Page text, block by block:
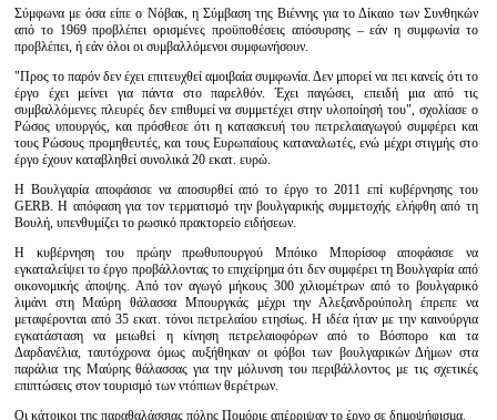
Σύμφωνα με όσα είπε ο Νόβακ, η Σύμβαση της Βιέννης για το Δίκαιο των Συνθηκών
από το 1969 προβλέπει ορισμένες προϋποθέσεις απόσυρσης – εάν η συμφωνία το
προβλέπει, ή εάν όλοι οι συμβαλλόμενοι συμφωνήσουν.
"Προς το παρόν δεν έχει επιτευχθεί αμοιβαία συμφωνία. Δεν μπορεί να πει κανείς ότι το
έργο έχει μείνει για πάντα στο παρελθόν. Έχει παγώσει, επειδή μια από τις
συμβαλλόμενες πλευρές δεν επιθυμεί να συμμετέχει στην υλοποίησή του", σχολίασε ο
Ρώσος υπουργός, και πρόσθεσε ότι η κατασκευή του πετρελαιαγωγού συμφέρει και
τους Ρώσους προμηθευτές, και τους Ευρωπαίους καταναλωτές, ενώ μέχρι στιγμής στο
έργο έχουν καταβληθεί συνολικά 20 εκατ. ευρώ.
Η Βουλγαρία αποφάσισε να αποσυρθεί από το έργο το 2011 επί κυβέρνησης του
GERB. Η απόφαση για τον τερματισμό την βουλγαρικής συμμετοχής ελήφθη από τη
Βουλή, υπενθυμίζει το ρωσικό πρακτορείο ειδήσεων.
Η κυβέρνηση του πρώην πρωθυπουργού Μπόικο Μπορίσοφ αποφάσισε να
εγκαταλείψει το έργο προβάλλοντας το επιχείρημα ότι δεν συμφέρει τη Βουλγαρία από
οικονομικής άποψης. Από τον αγωγό μήκους 300 χιλιομέτρων από το βουλγαρικό
λιμάνι στη Μαύρη θάλασσα Μπουργκάς μέχρι την Αλεξανδρούπολη έπρεπε να
μεταφέρονται από 35 εκατ. τόνοι πετρελαίου ετησίως. Η ιδέα ήταν με την καινούργια
εγκατάσταση να μειωθεί η κίνηση πετρελαιοφόρων από το Βόσπορο και τα
Δαρδανέλια, ταυτόχρονα όμως αυξήθηκαν οι φόβοι των βουλγαρικών Δήμων στα
παράλια της Μαύρης θάλασσας για την μόλυνση του περιβάλλοντος με τις σχετικές
επιπτώσεις στον τουρισμό των ντόπιων θερέτρων.
Οι κάτοικοι της παραθαλάσσιας πόλης Πομόριε απέρριψαν το έργο σε δημοψήφισμα.